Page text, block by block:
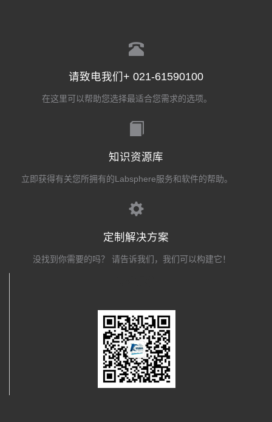
请致电我们+ 021-61590100
在这里可以帮助您选择最适合您需求的选项。
知识资源库
立即获得有关您所拥有的Labsphere服务和软件的帮助。
定制解决方案
没找到你需要的吗？ 请告诉我们，我们可以构建它！